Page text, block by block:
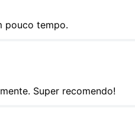
pouco tempo.
Super recomendo!